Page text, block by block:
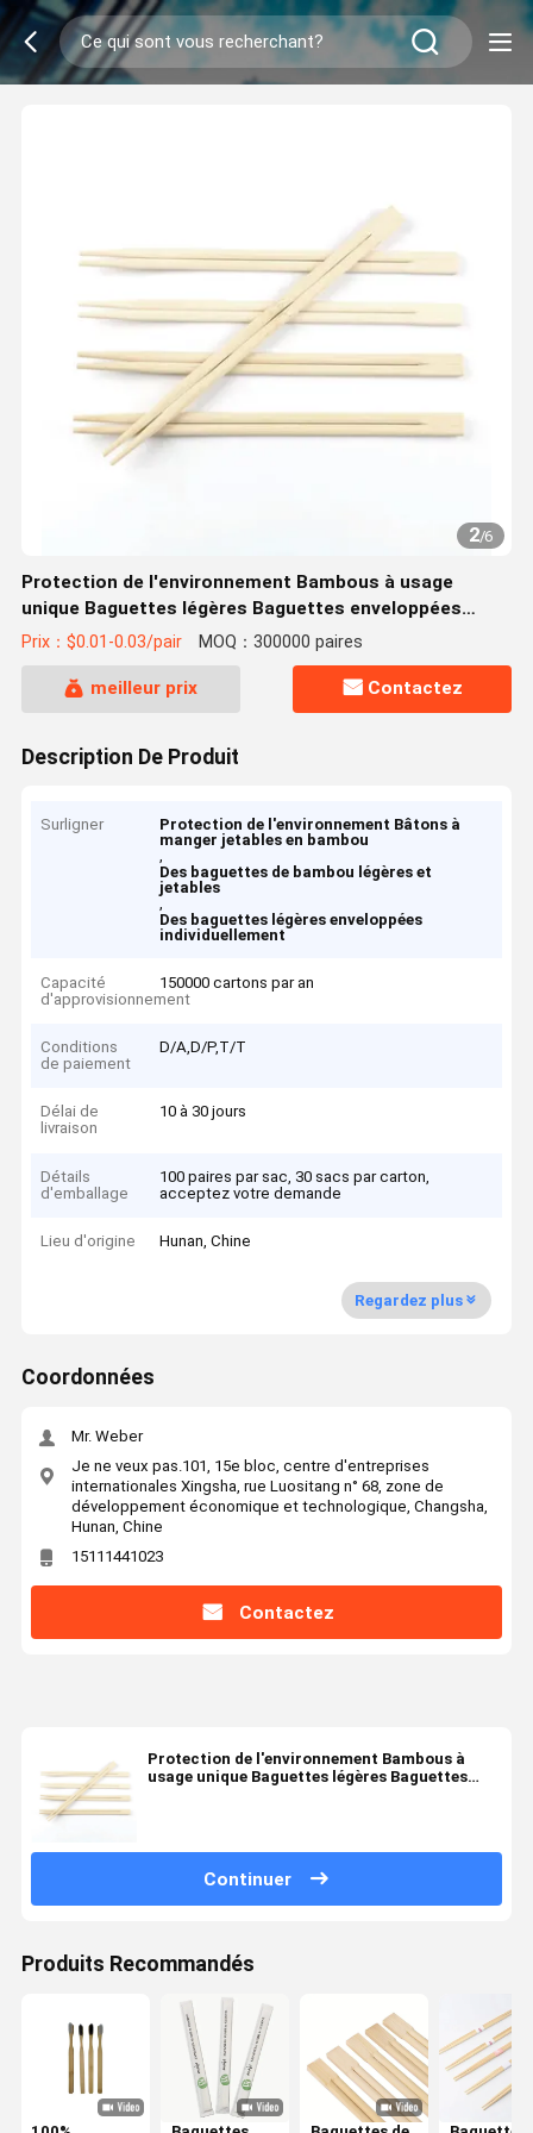
2/6
Protection de l'environnement Bambous à usage
unique Baguettes légères Baguettes enveloppées
individuellement
Prix：$0.01-0.03/pair MOQ：300000 paires
meilleur prix Contactez
Description De Produit
Surligner
Protection de l'environnement Bâtons à
manger jetables en bambou
,
Des baguettes de bambou légères et
jetables
,
Des baguettes légères enveloppées
individuellement
Capacité
d'approvisionnement
150000 cartons par an
Conditions
de paiement
D/A,D/P,T/T
Délai de
livraison
10 à 30 jours
Détails
d'emballage
100 paires par sac, 30 sacs par carton,
acceptez votre demande
Lieu d'origine Hunan, Chine
Regardez plus
Coordonnées
Mr. Weber
Je ne veux pas.101, 15e bloc, centre d'entreprises
internationales Xingsha, rue Luositang n° 68, zone de
développement économique et technologique, Changsha,
Hunan, Chine
15111441023
Contactez
Protection de l'environnement Bambous à
usage unique Baguettes légères Baguettes
Continuer
Produits Recommandés